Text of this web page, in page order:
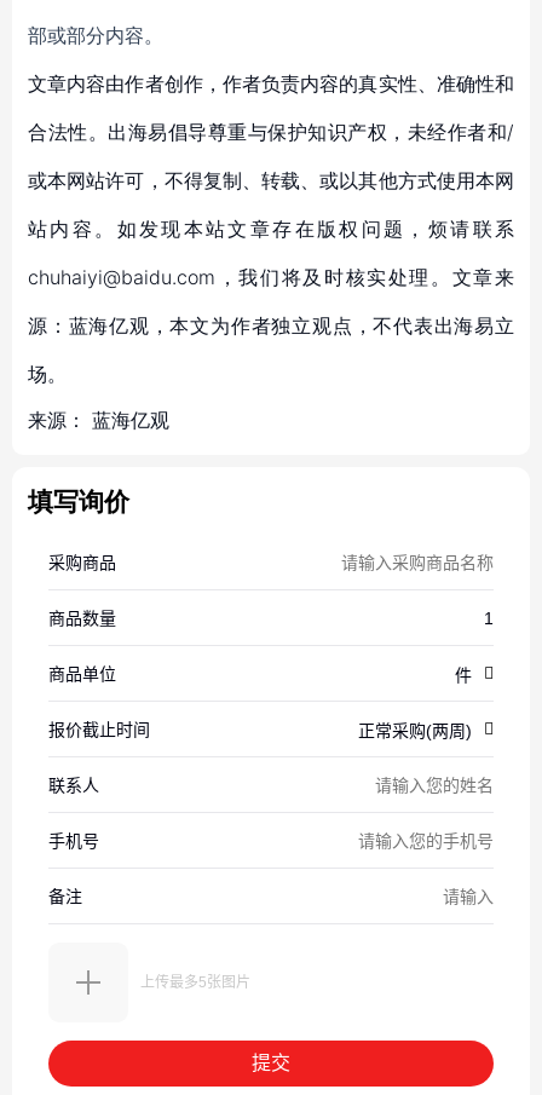
部或部分内容。
文章内容由作者创作，作者负责内容的真实性、准确性和
合法性。出海易倡导尊重与保护知识产权，未经作者和/
或本网站许可，不得复制、转载、或以其他方式使用本网
站内容。如发现本站文章存在版权问题，烦请联系
chuhaiyi@baidu.com，我们将及时核实处理。文章来
源：蓝海亿观，本文为作者独立观点，不代表出海易立
场。
来源： 蓝海亿观
填写询价